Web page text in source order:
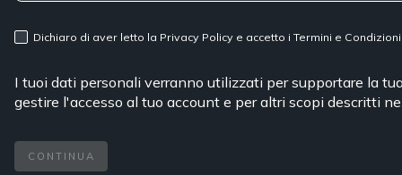
Dichiaro di aver letto la Privacy Policye accetto i Termini e
I tuoi dati personali verranno utilizzati per supportare la
gestire l'accesso al tuo account e per altri scopi descritti
CONTINUA